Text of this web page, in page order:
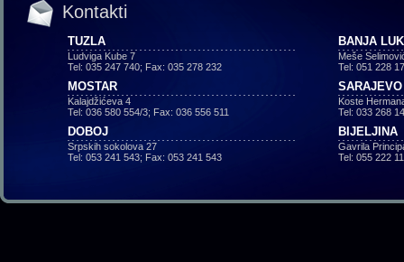
Kontakti
TUZLA
Ludviga Kube 7
Tel: 035 247 740; Fax: 035 278 232
MOSTAR
Kalajdžićeva 4
Tel: 036 580 554/3; Fax: 036 556 511
DOBOJ
Srpskih sokolova 27
Tel: 053 241 543; Fax: 053 241 543
BANJA
Meše
Tel: 051 228
SARAJEVO
Koste
Tel: 033 268
BIJELJINA
Gavrila
Tel: 055 222